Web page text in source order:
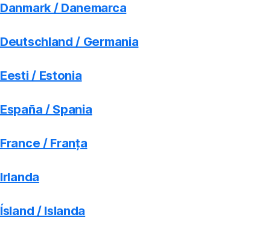
Danmark / Danemarca
Deutschland / Germania
Eesti / Estonia
España / Spania
France / Franța
Irlanda
Ísland / Islanda